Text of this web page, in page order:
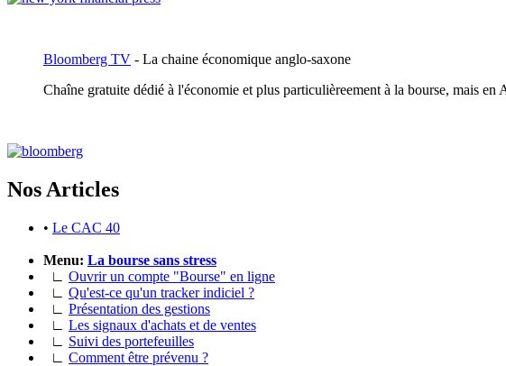
Bloomberg TV - La chaine économique anglo-saxone
Chaîne gratuite dédié à l'économie et plus particulièreement à la bourse, mais en
Nos Articles
• Le CAC 40
Menu: La bourse sans stress
∟ Ouvrir un compte "Bourse" en ligne
∟ Qu'est-ce qu'un tracker indiciel ?
∟ Présentation des gestions
∟ Les signaux d'achats et de ventes
∟ Suivi des portefeuilles
∟ Comment être prévenu ?